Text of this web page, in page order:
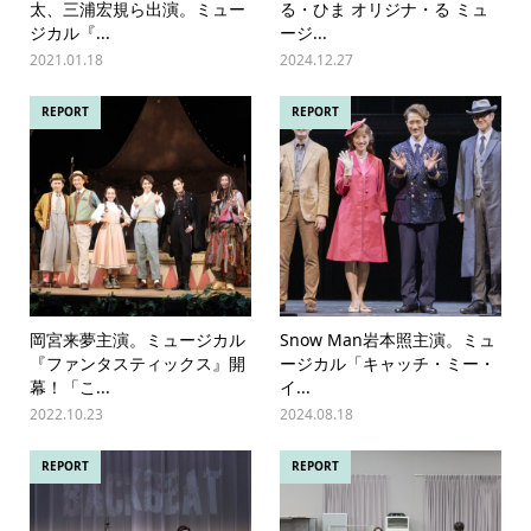
太、三浦宏規ら出演。ミュー
ジカル『...
2021.01.18
る・ひま オリジナ・る ミュ
ージ...
2024.12.27
REPORT
岡宮来夢主演。ミュージカル
『ファンタスティックス』開
幕！「こ...
2022.10.23
REPORT
Snow Man岩本照主演。ミュ
ージカル「キャッチ・ミー・
イ...
2024.08.18
REPORT REPORT